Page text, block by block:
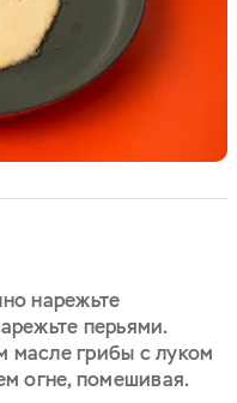
нарежьте
перьями.
масле грибы с луком
огне, помешивая.